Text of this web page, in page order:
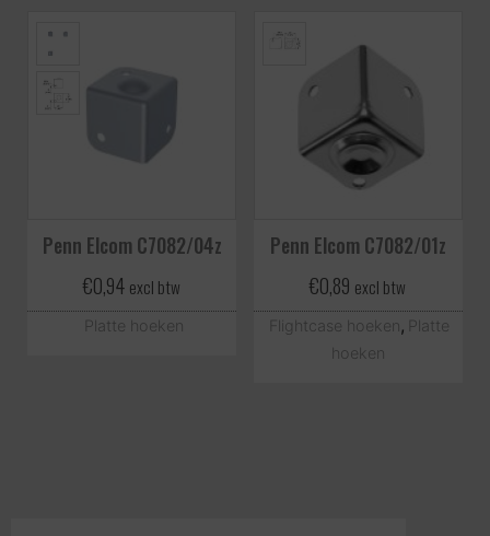
Penn Elcom C7082/04z
€0,94 excl btw
Platte hoeken
Penn Elcom C7082/01z
€0,89 excl btw
Flightcase hoeken, Platte
hoeken